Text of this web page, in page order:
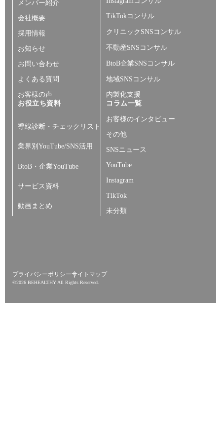
メンバー紹介
会社概要
採用情報
お知らせ
お問い合わせ
よくある質問
お客様の声
TikTokコンサル
クリニックSNSコンサル
不動産SNSコンサル
BtoB企業SNSコンサル
地域SNSコンサル
内製化支援
お役立ち資料
導線診断・チェックリスト
業界別YouTube/SNS活用
BtoB・企業YouTube
サービス資料
動画まとめ
コラム一覧
お客様のインタビュー
その他
SNSニュース
YouTube
Instagram
TikTok
未分類
©︎2026 BEHEALTHY All Rights Reserved.
プライバシーポリシーサイトマップ